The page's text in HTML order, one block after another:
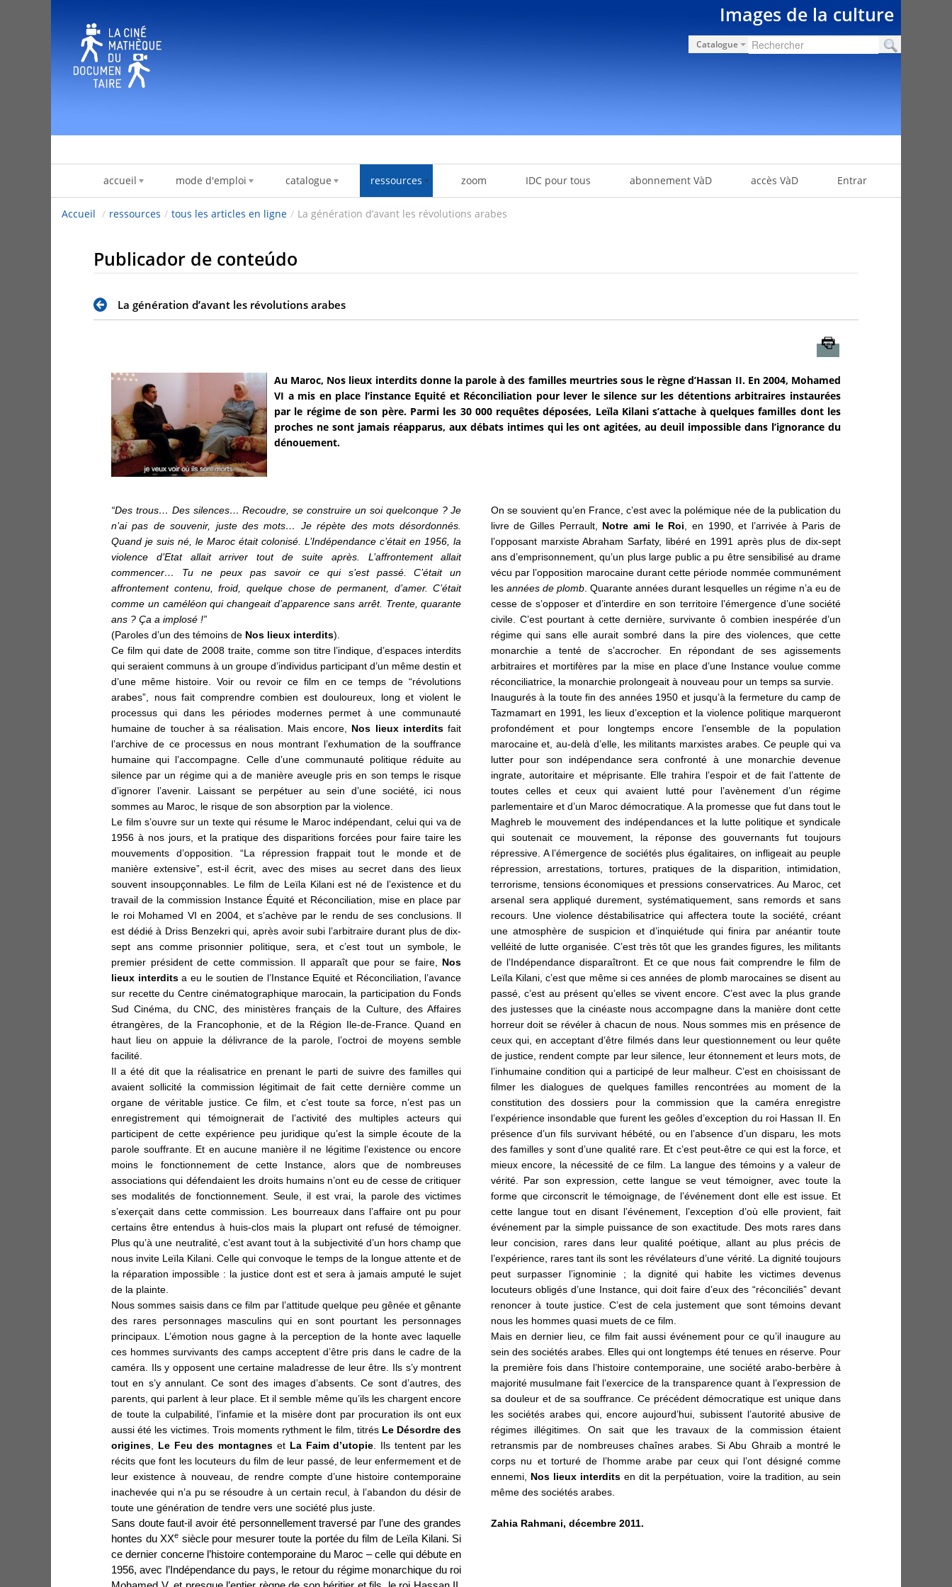
Images de la culture
Catalogue
accueil mode d'emploi catalogue ressources zoom IDC pour tous abonnement VàD accès VàD Entrar
Accueil / ressources / tous les articles en ligne / La génération d’avant les révolutions arabes
Publicador de conteúdo
La génération d’avant les révolutions arabes
Au Maroc, Nos lieux interdits donne la parole à des familles meurtries sous le règne d’Hassan II. En 2004, Mohamed
VI a mis en place l’instance Equité et Réconciliation pour lever le silence sur les détentions arbitraires instaurées
par le régime de son père. Parmi les 30 000 requêtes déposées, Leïla Kilani s’attache à quelques familles dont les
proches ne sont jamais réapparus, aux débats intimes qui les ont agitées, au deuil impossible dans l’ignorance du
dénouement.
“Des trous… Des silences… Recoudre, se construire un soi quelconque ? Je
n’ai pas de souvenir, juste des mots… Je répète des mots désordonnés.
Quand je suis né, le Maroc était colonisé. L’Indépendance c’était en 1956, la
violence d’Etat allait arriver tout de suite après. L’affrontement allait
commencer… Tu ne peux pas savoir ce qui s’est passé. C’était un
affrontement contenu, froid, quelque chose de permanent, d’amer. C’était
comme un caméléon qui changeait d’apparence sans arrêt. Trente, quarante
ans ? Ça a implosé !”
(Paroles d’un des témoins de Nos lieux interdits).
Ce film qui date de 2008 traite, comme son titre l’indique, d’espaces interdits
qui seraient communs à un groupe d’individus participant d’un même destin et
d’une même histoire. Voir ou revoir ce film en ce temps de “révolutions
arabes”, nous fait comprendre combien est douloureux, long et violent le
processus qui dans les périodes modernes permet à une communauté
humaine de toucher à sa réalisation. Mais encore, Nos lieux interdits fait
l’archive de ce processus en nous montrant l’exhumation de la souffrance
humaine qui l’accompagne. Celle d’une communauté politique réduite au
silence par un régime qui a de manière aveugle pris en son temps le risque
d’ignorer l’avenir. Laissant se perpétuer au sein d’une société, ici nous
sommes au Maroc, le risque de son absorption par la violence.
Le film s’ouvre sur un texte qui résume le Maroc indépendant, celui qui va de
1956 à nos jours, et la pratique des disparitions forcées pour faire taire les
mouvements d’opposition. “La répression frappait tout le monde et de
manière extensive”, est-il écrit, avec des mises au secret dans des lieux
souvent insoupçonnables. Le film de Leïla Kilani est né de l’existence et du
travail de la commission Instance Équité et Réconciliation,
mise en place par
le roi Mohamed VI en 2004, et s’achève par le rendu de ses conclusions. Il
est dédié à Driss Benzekri qui, après avoir subi l’arbitraire durant plus de dix-
sept ans comme prisonnier politique, sera, et c’est tout un symbole, le
premier président de cette commission. Il apparaît que pour se faire, Nos
lieux interditsa eu le soutien de l’Instance Equité et Réconciliation, l’avance
sur recette du Centre cinématographique marocain, la participation du Fonds
Sud Cinéma, du CNC, des ministères français de la Culture, des Affaires
étrangères, de la Francophonie, et de la Région Ile-de-France. Quand en
haut lieu on appuie la délivrance de la parole, l’octroi de moyens semble
facilité.
Il a été dit que la réalisatrice en prenant le parti de suivre des familles qui
avaient sollicité la commission légitimait de fait cette dernière comme un
organe de véritable justice.Ce film, et c’est toute sa force, n’est pas un
enregistrement qui témoignerait de l’activité des multiples acteurs qui
participent de cette expérience peu juridique qu’est la simple écoute de la
parole souffrante. Et en aucune manière il ne légitime l’existence ou encore
moins le fonctionnement de cette Instance, alors que de nombreuses
associations qui défendaient les droits humains n’ont eu de cesse de critiquer
ses modalités de fonctionnement. Seule, il est vrai, la parole des victimes
s’exerçait dans cette commission. Les bourreaux dans l’affaire ont pu pour
certains être entendus à huis-clos mais la plupart ont refusé de témoigner.
Plus qu’à une neutralité, c’est avant tout à la subjectivité d’un hors champ que
nous invite Leïla Kilani . Celle qui convoque le temps de la longue attente et de
la réparation impossible : la justice dont est et sera à jamais amputé le sujet
de la plainte.
Nous sommes saisis dans ce film par l’attitude quelque peu gênée et gênante
des rares personnages masculins qui en sont pourtant les personnages
principaux. L’émotion nous gagne à la perception de la honte avec laquelle
ces hommes survivants des camps acceptent d’être pris dans le cadre de la
caméra. Ils y opposent une certaine maladresse de leur être. Ils s’y montrent
tout en s’y annulant. Ce sont des images d’absents. Ce sont d’autres, des
parents, qui parlent à leur place. Et il semble même qu’ils les chargent encore
de toute la culpabilité, l’infamie et la misère dont par procuration ils ont eux
aussi été les victimes. Trois moments rythment le film, titrés Le Désordre des
origines
Le Feu des montagnes et La Faimd’utopie . Ils tentent par les
récits que font les locuteurs du film de leur passé, de leur enfermement et de
leur existence à nouveau, de rendre compte d’une histoire contemporaine
inachevée qui n’a pu se résoudre à un certain recul, à l’abandon du désir de
toute une génération de tendre vers une société plus juste.
Sans doute faut-il avoir été personnellement traversé par l’une des grandes
hontes du XXe siècle pour mesurer toute la portée du film de Leïla Kilani. Si
ce dernier concerne l’histoire contemporaine du Maroc – celle qui débute en
1956, avec l’Indépendance du pays, le retour du régime monarchique du roi
On se souvient qu’en France, c’est avec la polémique née de la publication du
livre de Gilles Perrault, Notre ami le Roi , en 1990, et l’arrivée à Paris de
l’opposant marxiste Abraham Sarfaty, libéré en 1991 après plus de dix-sept
ans d’emprisonnement, qu’un plus large public a pu être sensibilisé au drame
vécu par l’opposition marocaine durant cette période nommée communément
les années de plomb. Quarante années durant lesquelles un régime n’a eu de
cesse de s’opposer et d’interdire en son territoire l’émergence d’une société
civile. C’est pourtant à cette dernière, survivante ô combien inespérée d’un
régime qui sans elle aurait sombré dans la pire des violences, que cette
monarchie a tenté de s’accrocher. En répondant de ses agissements
arbitraires et mortifères par la mise en place d’une Instance voulue comme
réconciliatrice, la monarchie prolongeait à nouveau pour un temps sa survie.
Inaugurés à la toute fin des années 1950 et jusqu’à la fermeture du camp de
Tazmamart en 1991, les lieux d’exception et la violence politique marqueront
profondément et pour longtemps encore l’ensemble de la population
marocaine et, au-delà d’elle, les militants marxistes arabes. Ce peuple qui va
lutter pour son indépendance sera confronté à une monarchie devenue
ingrate, autoritaire et méprisante. Elle trahira l’espoir et de fait l’attente de
toutes celles et ceux qui avaient lutté pour l’avènement d’un régime
parlementaire et d’un Maroc démocratique. A la promesse que fut dans tout le
Maghreb le mouvement des indépendances et la lutte politique et syndicale
qui soutenait ce mouvement, la réponse des gouvernants fut toujours
répressive. A l’émergence de sociétés plus égalitaires, on infligeait au peuple
répression, arrestations, tortures, pratiques de la disparition, intimidation,
terrorisme, tensions économiques et pressions conservatrices. Au Maroc, cet
arsenal sera appliqué durement, systématiquement, sans remords et sans
recours. Une violence déstabilisatrice qui affectera toute la société, créant
une atmosphère de suspicion et d’inquiétude qui finira par anéantir toute
velléité de lutte organisée. C’est très tôt que les grandes figures, les militants
de l’Indépendance disparaîtront. Et ce que nous fait comprendre le film de
Leïla Kilani, c’est que même si ces années de plomb marocaines se disent au
passé, c’est au présent qu’elles se vivent encore. C’est avec la plus grande
des justesses que la cinéaste nous accompagne dans la manière dont cette
horreur doit se révéler à chacun de nous. Nous sommes mis en présence de
ceux qui, en acceptant d’être filmés dans leur questionnement ou leur quête
de justice, rendent compte par leur silence, leur étonnement et leurs mots, de
l’inhumaine condition qui a participé de leur malheur. C’est en choisissant de
filmer les dialogues de quelques familles rencontrées au moment de la
constitution des dossiers pour la commission que la caméra enregistre
l’expérience insondable que furent les geôles d’exception du roi Hassan II. En
présence d’un fils survivant hébété, ou en l’absence d’un disparu, les mots
des familles y sont d’une qualité rare. Et c’est peut-être ce qui est la force, et
mieux encore, la nécessité de ce film. La langue des témoins y a valeur de
vérité. Par son expression, cette langue se veut témoigner, avec toute la
forme que circonscrit le témoignage, de l’événement dont elle est issue. Et
cette langue tout en disant l’événement, l’exception d’où elle provient, fait
événement par la simple puissance de son exactitude. Des mots rares dans
leur concision, rares dans leur qualité poétique, allant au plus précis de
l’expérience, rares tant ils sont les révélateurs d’une vérité. La dignité toujours
peut surpasser l’ignominie ; la dignité qui habite les victimes devenus
locuteurs obligés d’une Instance, qui doit faire d’eux des “réconciliés” devant
renoncer à toute justice. C’est de cela justement que sont témoins devant
nous les hommes quasi muets de ce film.
Mais en dernier lieu, ce film fait aussi événement pour ce qu’il inaugure au
sein des sociétés arabes. Elles qui ont longtemps été tenues en réserve. Pour
la première fois dans l’histoire contemporaine, une société arabo-berbère à
majorité musulmane fait l’exercice de la transparence quant à l’expression de
sa douleur et de sa souffrance. Ce précédent démocratique est unique dans
les sociétés arabes qui, encore aujourd’hui, subissent l’autorité abusive de
régimes illégitimes. On sait que les travaux de la commission étaient
retransmis par de nombreuses chaînes arabes. Si Abu Ghraib a montré le
corps nu et torturé de l’homme arabe par ceux qui l’ont désigné comme
ennemi, Nos lieux interditsen dit la perpétuation, voire la tradition, au sein
même des sociétés arabes.
Zahia Rahmani, décembre 2011.